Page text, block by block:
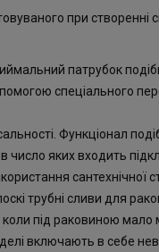
при
патрубок
спеціального
Функціонал
яких входить
сантехнічної
трубні сливи для
під раковиною
включають в себе